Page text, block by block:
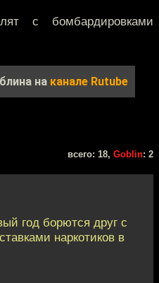
с бомбардировками
на канале Rutube
всего: 18, Goblin: 2
год борются друг с
наркотиков в